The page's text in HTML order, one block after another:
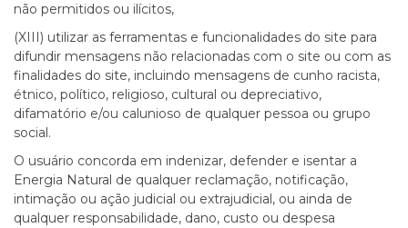
não permitidos ou ilícitos,
(XIII) utilizar as ferramentas e funcionalidades do site para
difundir mensagens não relacionadas com o site ou com as
finalidades do site, incluindo mensagens de cunho racista,
étnico, político, religioso, cultural ou depreciativo,
difamatório e/ou calunioso de qualquer pessoa ou grupo
social.
O usuário concorda em indenizar, defender e isentar a
Energia Natural de qualquer reclamação, notificação,
intimação ou ação judicial ou extrajudicial, ou ainda de
qualquer responsabilidade, dano, custo ou despesa